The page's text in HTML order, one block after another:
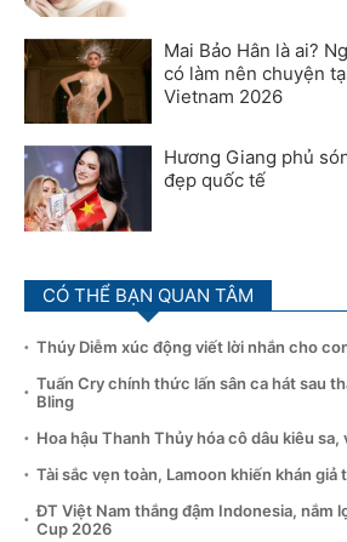
Mai Bảo Hân là ai?
có làm nên chuyện
Vietnam 2026
Hương Giang phủ
đẹp quốc tế
CÓ THỂ BẠN QUAN TÂM
Thúy Diễm xúc động viết lời nhắn cho
Tuấn Cry chính thức lấn sân ca hát sau
Bling
Hoa hậu Thanh Thủy hóa cô dâu kiêu
Tài sắc vẹn toàn, Lamoon khiến khán giả
ĐT Việt Nam thắng đậm Indonesia, nắm
Cup 2026